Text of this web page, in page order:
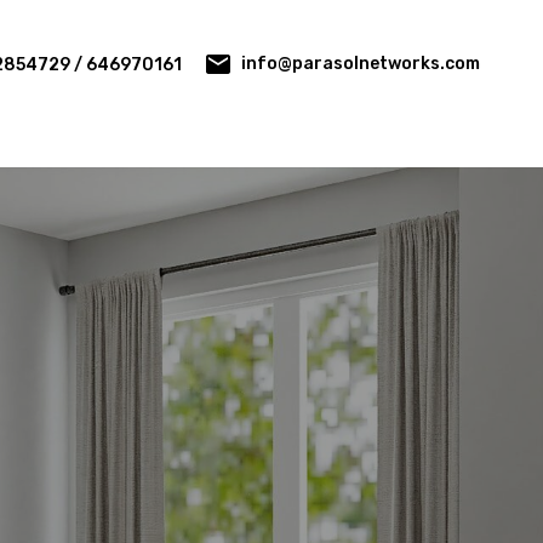
/ 646970161 info@parasolnetworks.com